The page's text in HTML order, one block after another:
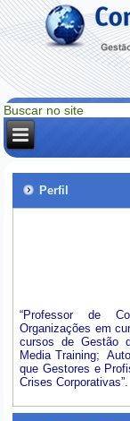
Perfil
“Professor de
Organizações em
cursos de Gestão
Media Training;
que Gestores e
Crises Corporativas”.